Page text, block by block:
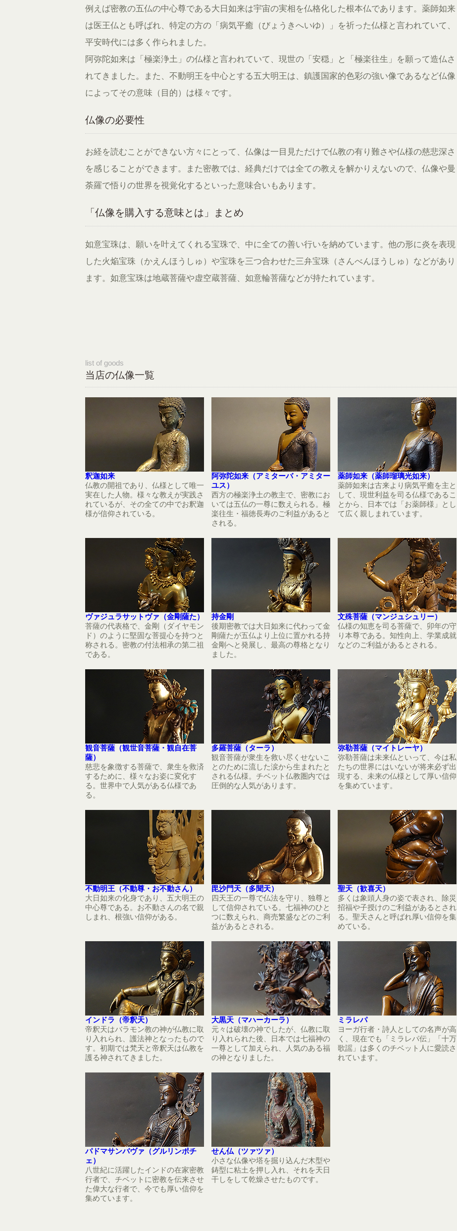
例えば密教の五仏の中心尊である大日如来は宇宙の実相を仏格化した根本仏であります。薬師如来
は医王仏とも呼ばれ、特定の方の「病気平癒（びょうきへいゆ）」を祈った仏様と言われていて、
平安時代には多く作られました。
阿弥陀如来は「極楽浄土」の仏様と言われていて、現世の「安穏」と「極楽往生」を願って造仏さ
れてきました。また、不動明王を中心とする五大明王は、鎮護国家的色彩の強い像であるなど仏像
によってその意味（目的）は様々です。
仏像の必要性
お経を読むことができない方々にとって、仏像は一目見ただけで仏教の有り難さや仏様の慈悲深さ
を感じることができます。また密教では、経典だけでは全ての教えを解かりえないので、仏像や曼
荼羅で悟りの世界を視覚化するといった意味合いもあります。
「仏像を購入する意味とは」まとめ
如意宝珠は、願いを叶えてくれる宝珠で、中に全ての善い行いを納めています。他の形に炎を表現
した火焔宝珠（かえんほうしゅ）や宝珠を三つ合わせた三弁宝珠（さんべんほうしゅ）などがあり
ます。如意宝珠は地蔵菩薩や虚空蔵菩薩、如意輪菩薩などが持たれています。
list of goods
当店の仏像一覧
釈迦如来
仏教の開祖であり、仏様として唯一
実在した人物。様々な教えが実践さ
れているが、その全ての中でお釈迦
様が信仰されている。
阿弥陀如来（アミターバ・アミター
ユス）
西方の極楽浄土の教主で、密教にお
いては五仏の一尊に数えられる。極
楽往生・福徳長寿のご利益があると
される。
薬師如来（薬師瑠璃光如来）
薬師如来は古来より病気平癒を主と
して、現世利益を司る仏様であるこ
とから、日本では「お薬師様」とし
て広く親しまれています。
ヴァジュラサットヴァ（金剛薩た）
菩薩の代表格で、金剛（ダイヤモン
ド）のように堅固な菩提心を持つと
称される。密教の付法相承の第二祖
である。
持金剛
後期密教では大日如来に代わって金
剛薩たが五仏より上位に置かれる持
金剛へと発展し、最高の尊格となり
ました。
文殊菩薩（マンジュシュリー）
仏様の知恵を司る菩薩で、卯年の守
り本尊である。知性向上、学業成就
などのご利益があるとされる。
観音菩薩（観世音菩薩・観自在菩
薩）
慈悲を象徴する菩薩で、衆生を救済
するために、様々なお姿に変化す
る。世界中で人気がある仏様であ
る。
多羅菩薩（ターラ）
観音菩薩が衆生を救い尽くせないこ
とのために流した涙から生まれたと
される仏様。チベット仏教圏内では
圧倒的な人気があります。
弥勒菩薩（マイトレーヤ）
弥勒菩薩は未来仏といって、今は私
たちの世界にはいないが将来必ず出
現する、未来の仏様として厚い信仰
を集めています。
不動明王（不動尊・お不動さん）
大日如来の化身であり、五大明王の
中心尊である。お不動さんの名で親
しまれ、根強い信仰がある。
毘沙門天（多聞天）
四天王の一尊で仏法を守り、独尊と
して信仰されている。七福神のひと
つに数えられ、商売繁盛などのご利
益があるとされる。
聖天（歓喜天）
多くは象頭人身の姿で表され、除災
招福や子授けのご利益があるとされ
る。聖天さんと呼ばれ厚い信仰を集
めている。
インドラ（帝釈天）
帝釈天はバラモン教の神が仏教に取
り入れられ、護法神となったもので
す。初期では梵天と帝釈天は仏教を
護る神されてきました。
大黒天（マハーカーラ）
元々は破壊の神でしたが、仏教に取
り入れられた後、日本では七福神の
一尊として加えられ、人気のある福
の神となりました。
ミラレパ
ヨーガ行者・詩人としての名声が高
く、現在でも「ミラレパ伝」「十万
歌謡」は多くのチベット人に愛読さ
れています。
パドマサンバヴァ（グルリンポチ
ェ）
八世紀に活躍したインドの在家密教
行者で、チベットに密教を伝来させ
た偉大な行者で、今でも厚い信仰を
集めています。
せん仏（ツァツァ）
小さな仏像や塔を掘り込んだ木型や
鋳型に粘土を押し入れ、それを天日
干しをして乾燥させたものです。